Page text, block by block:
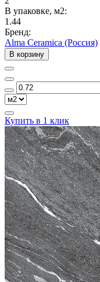
В упаковке, м2:
1.44
Бренд:
Alma Ceramica (Россия)
В корзину
Купить в 1 клик